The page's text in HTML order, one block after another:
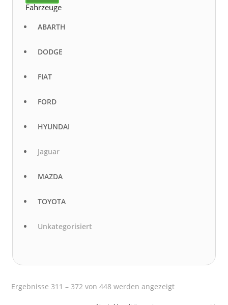
Fahrzeuge
ABARTH
DODGE
FIAT
FORD
HYUNDAI
Jaguar
MAZDA
TOYOTA
Unkategorisiert
Ergebnisse 311 – 372 von 448 werden angezeigtNach